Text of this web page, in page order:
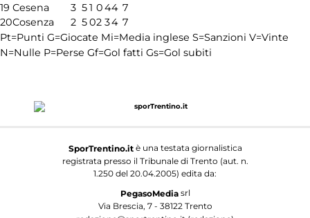
19 Cesena 3 51 044 7
20Cosenza 2 502 34 7
Pt=Punti G=Giocate Mi=Media inglese S=Sanzioni V=Vinte
N=Nulle P=Perse Gf=Gol fatti Gs=Gol subiti
SporTrentino.itè una testata giornalistica
registrata presso il Tribunale di Trento (aut. n.
1.250 del 20.04.2005) edita da:
PegasoMediasrl
Via Brescia, 7 - 38122 Trento